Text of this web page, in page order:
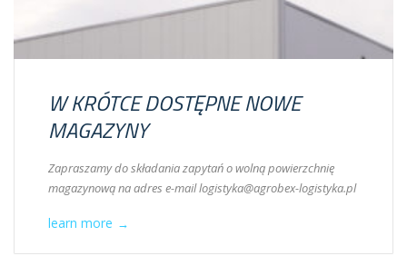
W KRÓTCE DOSTĘPNE NOWE
MAGAZYNY
Zapraszamy do składania zapytań o wolną powierzchnię
magazynową na adres e-mail logistyka@agrobex-logistyka.pl
learn more →